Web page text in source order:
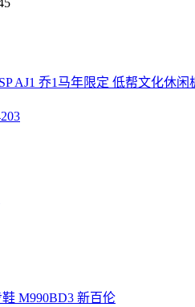
AJ1 乔1马年限定 低帮文化休
新百伦